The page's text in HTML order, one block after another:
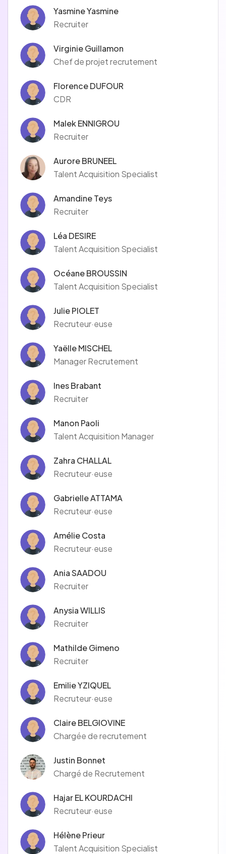
Yasmine Yasmine
Recruiter
Virginie Guillamon
Chef de projet recrutement
Florence DUFOUR
CDR
Malek ENNIGROU
Recruiter
Aurore BRUNEEL
Talent Acquisition Specialist
Amandine Teys
Recruiter
Léa DESIRE
Talent Acquisition Specialist
Océane BROUSSIN
Talent Acquisition Specialist
Julie PIOLET
Recruteur·euse
Yaëlle MISCHEL
Manager Recrutement
Ines Brabant
Recruiter
Manon Paoli
Talent Acquisition Manager
Zahra CHALLAL
Recruteur·euse
Gabrielle ATTAMA
Recruteur·euse
Amélie Costa
Recruteur·euse
Ania SAADOU
Recruiter
Anysia WILLIS
Recruiter
Mathilde Gimeno
Recruiter
Emilie YZIQUEL
Recruteur·euse
Claire BELGIOVINE
Chargée de recrutement
Justin Bonnet
Chargé de Recrutement
Hajar EL KOURDACHI
Recruteur·euse
Hélène Prieur
Talent Acquisition Specialist